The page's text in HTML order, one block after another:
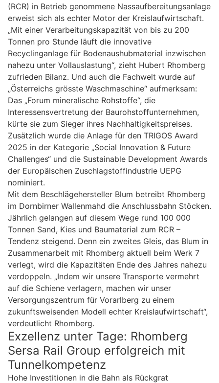
(RCR) in Betrieb genommene Nassaufbereitungsanlage
erweist sich als echter Motor der Kreislaufwirtschaft.
„Mit einer Verarbeitungskapazität von bis zu 200
Tonnen pro Stunde läuft die innovative
Recyclinganlage für Bodenaushubmaterial inzwischen
nahezu unter Vollauslastung“, zieht Hubert Rhomberg
zufrieden Bilanz. Und auch die Fachwelt wurde auf
„Österreichs grösste Waschmaschine“ aufmerksam:
Das „Forum mineralische Rohstoffe“, die
Interessensvertretung der Baurohstoffunternehmen,
kürte sie zum Sieger ihres Nachhaltigkeitspreises.
Zusätzlich wurde die Anlage für den TRIGOS Award
2025 in der Kategorie „Social Innovation & Future
Challenges“ und die Sustainable Development Awards
der Europäischen Zuschlagstoffindustrie UEPG
nominiert.
Mit dem Beschlägehersteller Blum betreibt Rhomberg
im Dornbirner Wallenmahd die Anschlussbahn Stöcken.
Jährlich gelangen auf diesem Wege rund 100 000
Tonnen Sand, Kies und Baumaterial zum RCR –
Tendenz steigend. Denn ein zweites Gleis, das Blum in
Zusammenarbeit mit Rhomberg aktuell beim Werk 7
verlegt, wird die Kapazitäten Ende des Jahres nahezu
verdoppeln. „Indem wir unsere Transporte vermehrt
auf die Schiene verlagern, machen wir unser
Versorgungszentrum für Vorarlberg zu einem
zukunftsweisenden Modell echter Kreislaufwirtschaft“,
verdeutlicht Rhomberg.
Exzellenz unter Tage: Rhomberg
Sersa Rail Group erfolgreich mit
Tunnelkompetenz
Hohe Investitionen in die Bahn als Rückgrat